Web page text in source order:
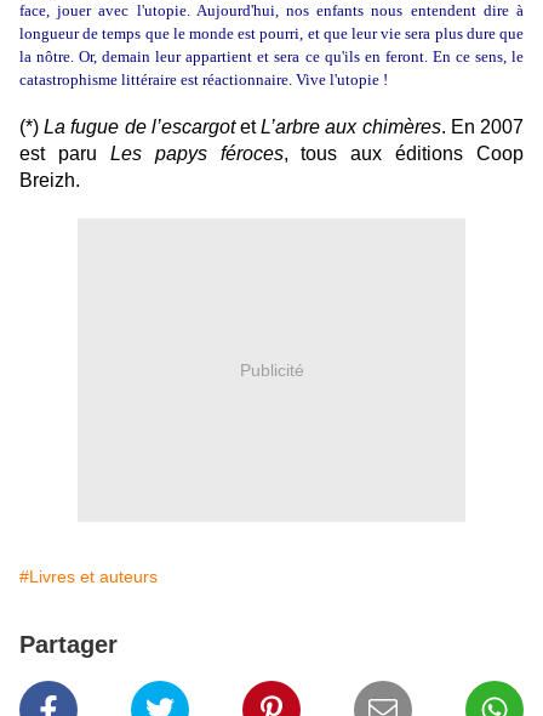
face, jouer avec l'utopie. Aujourd'hui, nos enfants nous entendent dire à
longueur de temps que le monde est pourri, et que leur vie sera plus dure que
la nôtre. Or, demain leur appartient et sera ce qu'ils en feront. En ce sens, le
catastrophisme littéraire est réactionnaire. Vive l'utopie !
(*) La fugue de l’escargot et L’arbre aux chimères. En 2007
est paru
Les papys féroces, tous aux éditions Coop
Breizh.
Publicité
#Livres et auteurs
Partager